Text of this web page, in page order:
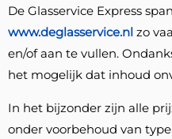
De Glasservice Express
www.deglasservice.nl zo
en/of aan te vullen.
het mogelijk dat inhoud
In het bijzonder zijn alle
onder voorbehoud van